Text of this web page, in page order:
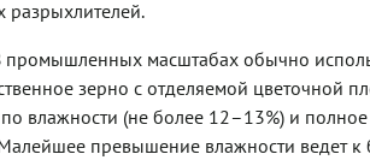
разрыхлителей.
масштабах обычно
зерно с отделяемой цветочной
влажности (не более 12–13%) и полное
превышение влажности ведет к